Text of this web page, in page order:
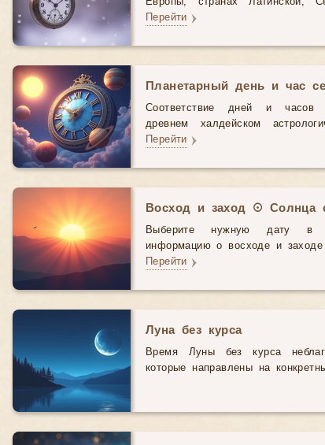
Перейти
Планетарный день и час
Соответствие дней и часов
древнем халдейском
Перейти
Восход и заход ☉ Солнца
Выберите нужную дату в
информацию о восходе и
Перейти
Луна без курса
Время Луны без курса
которые направлены на